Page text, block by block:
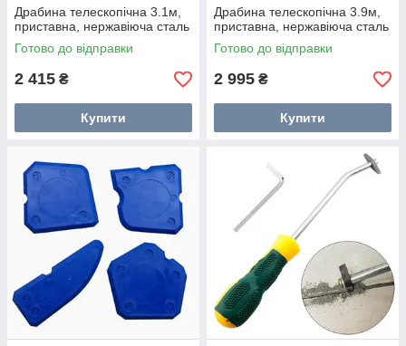
Драбина телескопічна 3.1м,
приставна, нержавіюча сталь
Готово до відправки
2 415 ₴
Купити
Драбина телескопічна 3.9м,
приставна, нержавіюча сталь
Готово до відправки
2 995 ₴
Купити